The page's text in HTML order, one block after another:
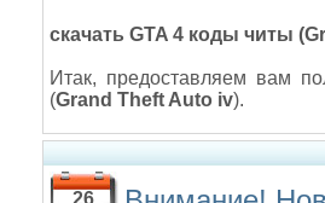
скачать GTA 4 коды читы
Итак, предоставляем вам
(Grand Theft Auto iv).
26